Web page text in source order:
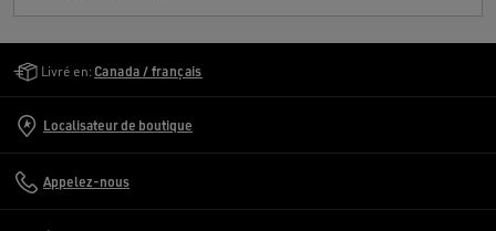
Livré en: Canada / français
Localisateur de boutique
Appelez-nous